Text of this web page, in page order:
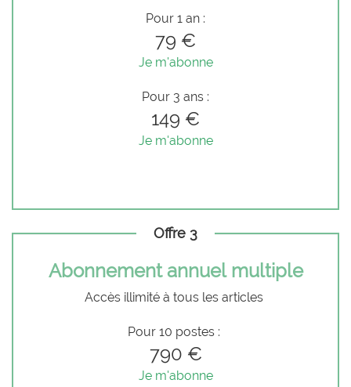
Pour 1 an :
79 €
Je m'abonne
Pour 3 ans :
149 €
Je m'abonne
Offre 3
Abonnement annuel multiple
Accès illimité à tous les articles
Pour 10 postes :
790 €
Je m'abonne